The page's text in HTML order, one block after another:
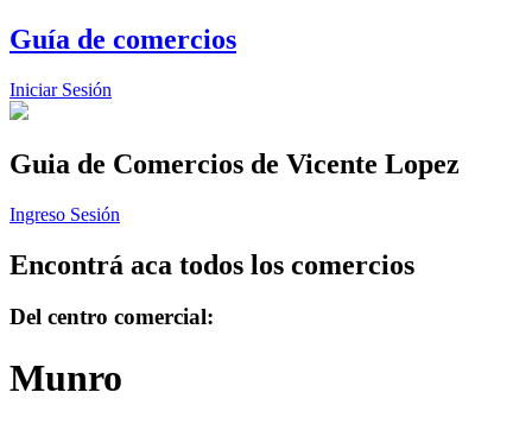
Guía de comercios
Iniciar Sesión
Guia de Comercios de Vicente Lopez
Ingreso Sesión
Encontrá aca todos los comercios
Del centro comercial:
Munro